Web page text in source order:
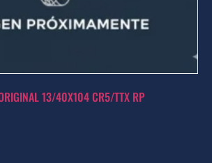
13/40X104 CR5/TTX RP